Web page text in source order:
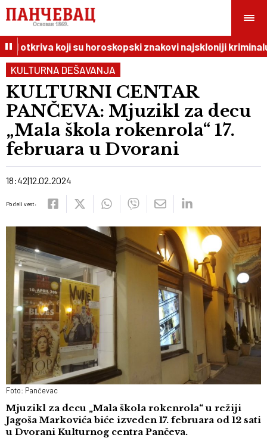
otkriva koji su horoskopski znakovi najskloniji kriminalu
KULTURNA DEŠAVANJA
KULTURNI CENTAR
PANČEVA: Mjuzikl za decu
„Mala škola rokenrola“ 17.
februara u Dvorani
18:42 12.02.2024
Podeli vest:
Foto: Pančevac
Mjuzikl za decu „Mala škola rokenrola“ u režiji
Jagoša Markovića biće izveden 17. februara od 12 sati
u Dvorani Kulturnog centra Pančeva.